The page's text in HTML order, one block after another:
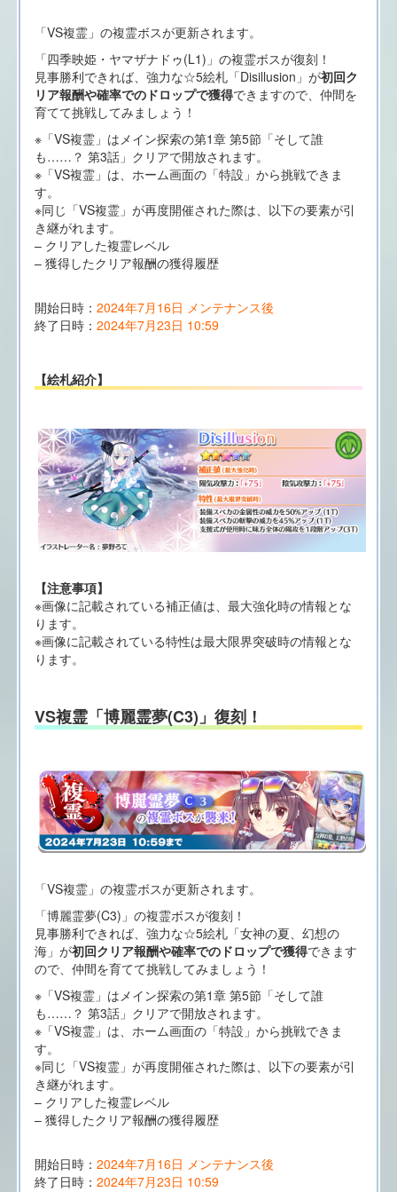
「VS複霊」の複霊ボスが更新されます。
「四季映姫・ヤマザナドゥ(L1)」の複霊ボスが復刻！
見事勝利できれば、強力な☆5絵札「Disillusion」が初回ク
リア報酬や確率でのドロップで獲得できますので、仲間を
育てて挑戦してみましょう！
※「VS複霊」はメイン探索の第1章 第5節「そして誰
も……？ 第3話」クリアで開放されます。
※「VS複霊」は、ホーム画面の「特設」から挑戦できま
す。
※同じ「VS複霊」が再度開催された際は、以下の要素が引
き継がれます。
– クリアした複霊レベル
– 獲得したクリア報酬の獲得履歴
開始日時： 2024年7月16日 メンテナンス後
終了日時： 2024年7月23日 10:59
【絵札紹介】
【注意事項】
※画像に記載されている補正値は、最大強化時の情報とな
ります。
※画像に記載されている特性は最大限界突破時の情報とな
ります。
VS複霊「博麗霊夢(C3)」復刻！
「VS複霊」の複霊ボスが更新されます。
「博麗霊夢(C3)」の複霊ボスが復刻！
見事勝利できれば、強力な☆5絵札「女神の夏、幻想の
海」が初回クリア報酬や確率でのドロップで獲得できます
ので、仲間を育てて挑戦してみましょう！
※「VS複霊」はメイン探索の第1章 第5節「そして誰
も……？ 第3話」クリアで開放されます。
※「VS複霊」は、ホーム画面の「特設」から挑戦できま
す。
※同じ「VS複霊」が再度開催された際は、以下の要素が引
き継がれます。
– クリアした複霊レベル
– 獲得したクリア報酬の獲得履歴
開始日時： 2024年7月16日 メンテナンス後
終了日時： 2024年7月23日 10:59